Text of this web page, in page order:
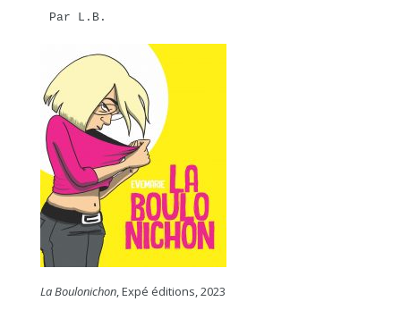
Par L.B.
La Boulonichon, Expé éditions, 2023